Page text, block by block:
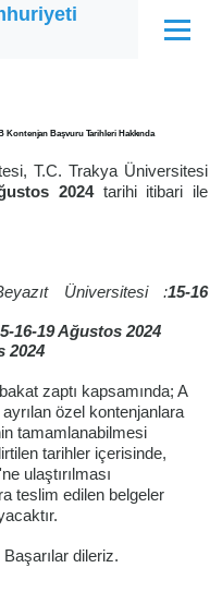
Menü
Kontenjan Başvuru Tarihleri Hakkında
T.C. Trakya Üniversitesi
2024tarihi itibari ile
Üniversitesi :15-16
16-19 Ağustos 2024
2024
zaptı kapsamında; A
özel kontenjanlara
tamamlanabilmesi
tarihler içerisinde,
ulaştırılması
teslim edilen belgeler
dileriz.